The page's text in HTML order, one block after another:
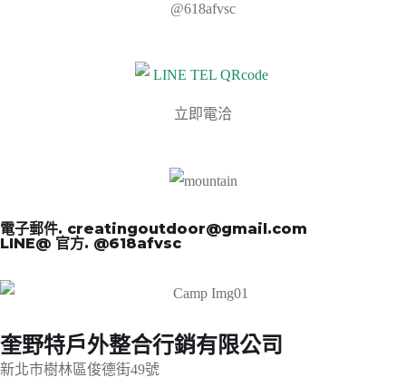
@618afvsc
立即電洽
電子郵件. creatingoutdoor@gmail.com
LINE@ 官方. @618afvsc
奎野特戶外整合行銷有限公司
新北市樹林區俊德街49號